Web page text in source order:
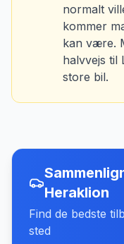
normalt
kommer
kan være.
halvvejs til
store bil.
Heraklion
Find de bedste
sted